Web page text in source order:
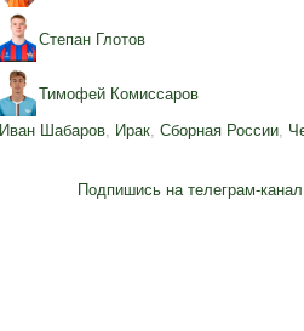
Степан Глотов
Тимофей Комиссаров
Иван Шабаров, Ирак, Сборная России,
Подпишись на телеграм-